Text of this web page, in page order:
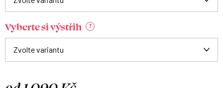
Vyberte si výstřih ?